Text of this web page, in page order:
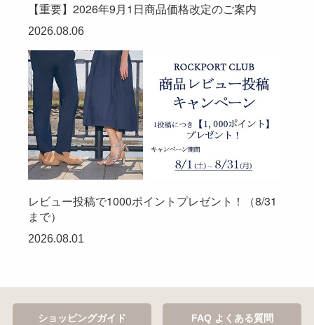
【重要】2026年9月1日商品価格改定のご案内
2026.08.06
レビュー投稿で1000ポイントプレゼント！（8/31
まで）
2026.08.01
ショッピングガイド FAQ よくある質問